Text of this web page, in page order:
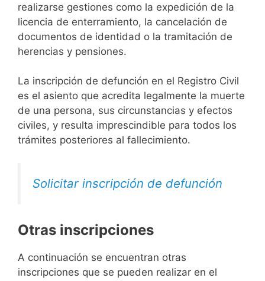
realizarse gestiones como la expedición de la
licencia de enterramiento, la cancelación de
documentos de identidad o la tramitación de
herencias y pensiones.
La inscripción de defunción en el Registro Civil
es el asiento que acredita legalmente la muerte
de una persona, sus circunstancias y efectos
civiles, y resulta imprescindible para todos los
trámites posteriores al fallecimiento.
Solicitar inscripción de defunción
Otras inscripciones
A continuación se encuentran otras
inscripciones que se pueden realizar en el